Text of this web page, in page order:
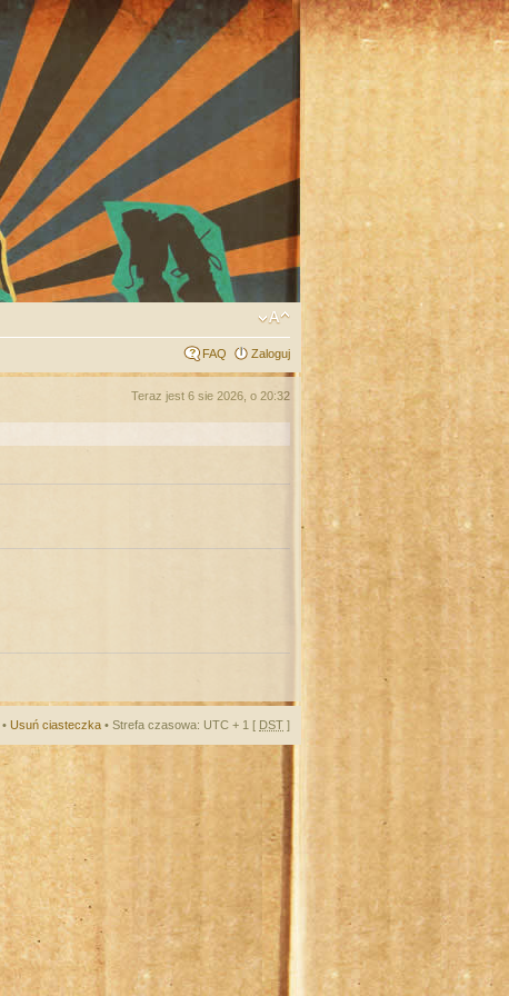
FAQ Zaloguj
Teraz jest 6 sie 2026, o 20:32
• Usuń ciasteczka • Strefa czasowa: UTC + 1 [ DST ]